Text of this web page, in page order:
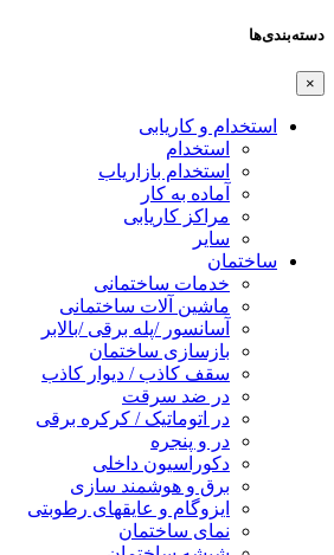
دسته‌بندی‌ها
×
استخدام و کاریابی
استخدام
استخدام بازاریاب
آماده به کار
مراکز کاریابی
سایر
ساختمان
خدمات ساختمانی
ماشین آلات ساختمانی
آسانسور /پله برقی /بالابر
بازسازی ساختمان
سقف کاذب / دیوار کاذب
در ضد سرقت
در اتوماتیک / کرکره برقی
در و پنجره
دکوراسیون داخلی
برق و هوشمند سازی
ایزوگام و عایقهای رطوبتی
نمای ساختمان